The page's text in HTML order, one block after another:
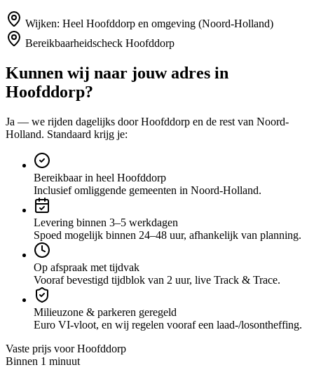
Wijken: Heel Hoofddorp en omgeving (Noord-Holland)
Bereikbaarheidscheck Hoofddorp
Kunnen wij naar jouw adres in
Hoofddorp?
Ja — we rijden dagelijks doorHoofddorp en de rest van Noord-
Holland. Standaard krijg je:
Bereikbaar in heel Hoofddorp
Inclusief omliggende gemeenten in Noord-Holland.
Levering binnen 3–5 werkdagen
Spoed mogelijk binnen 24–48 uur, afhankelijk van planning.
Op afspraak met tijdvak
Vooraf bevestigd tijdblok van 2 uur, live Track & Trace.
Milieuzone & parkeren geregeld
Euro VI-vloot, en wij regelen vooraf een laad-/losontheffing.
Vaste prijs voorHoofddorp
Binnen 1 minuut